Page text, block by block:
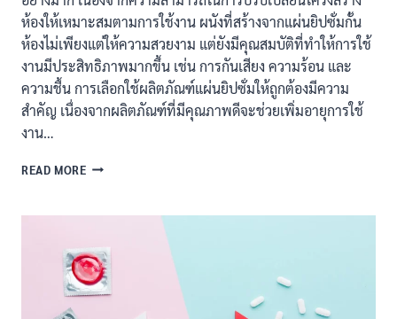
ห้องให้เหมาะสมตามการใช้งาน ผนังที่สร้างจากแผ่นยิปซั่มกั้น
ห้องไม่เพียงแต่ให้ความสวยงาม แต่ยังมีคุณสมบัติที่ทำให้การใช้
งานมีประสิทธิภาพมากขึ้น เช่น การกันเสียง ความร้อน และ
ความชื้น การเลือกใช้ผลิตภัณฑ์แผ่นยิปซั่มให้ถูกต้องมีความ
สำคัญ เนื่องจากผลิตภัณฑ์ที่มีคุณภาพดีจะช่วยเพิ่มอายุการใช้
งาน…
READ MOREแผ่น
ห้อง
สิ่ง
ที่
ควร